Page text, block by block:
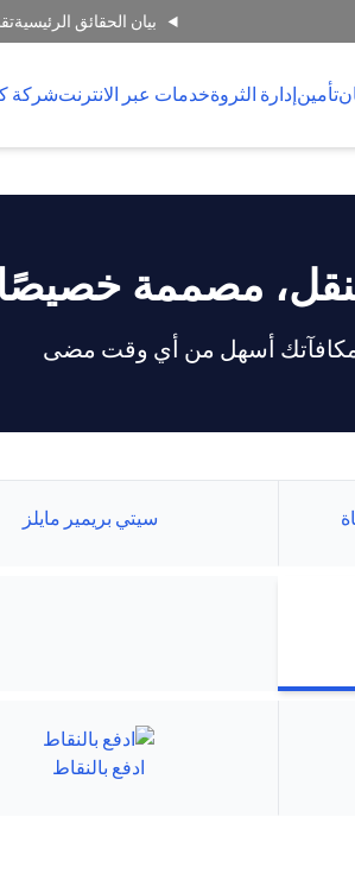
بيان الحقائق الرئيسية
تأمينإدارة الثروةخدمات عبر الانترنتشركة
مصممة
مكافآتك أسهل من أي وقت مضى
سيتي بريمير مايلز
ادفع بالنقاط